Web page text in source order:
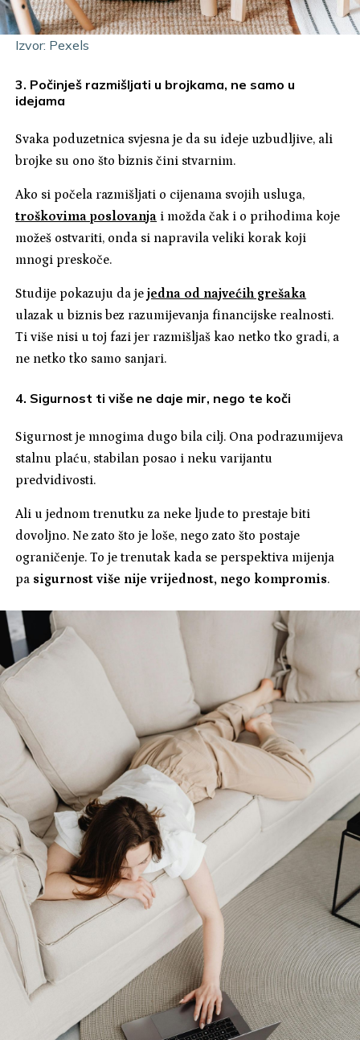
Izvor: Pexels
3. Počinješ razmišljati u brojkama, ne samo u
idejama
Svaka poduzetnica svjesna je da su ideje uzbudljive, ali
brojke su ono što biznis čini stvarnim.
Ako si počela razmišljati o cijenama svojih usluga,
troškovima poslovanja i možda čak i o prihodima koje
možeš ostvariti, onda si napravila veliki korak koji
mnogi preskoče.
Studije pokazuju da jejedna od najvećih grešaka
ulazak u biznis bez razumijevanja financijske realnosti.
Ti više nisi u toj fazi jer razmišljaš kao netko tko gradi, a
ne netko tko samo sanjari.
4. Sigurnost ti više ne daje mir, nego te koči
Sigurnost je mnogima dugo bila cilj. Ona podrazumijeva
stalnu plaću, stabilan posao i neku varijantu
predvidivosti.
Ali u jednom trenutku za neke ljude to prestaje biti
dovoljno. Ne zato što je loše, nego zato što postaje
ograničenje. To je trenutak kada se perspektiva mijenja
pa sigurnost više nije vrijednost, nego kompromis.